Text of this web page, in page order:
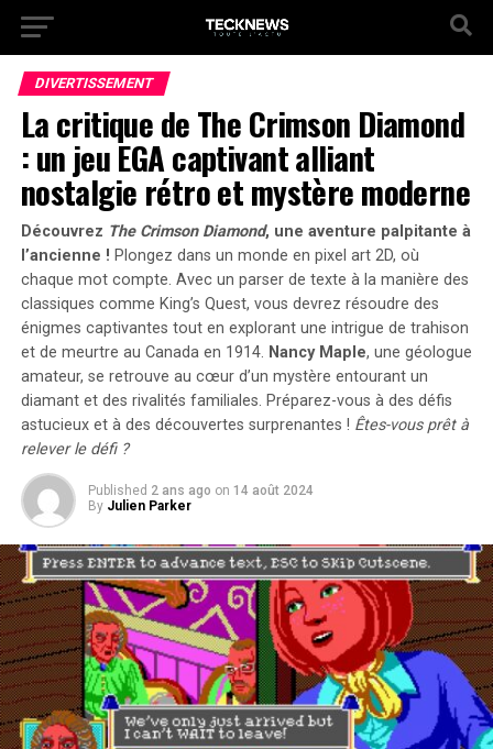
DIVERTISSEMENT
La critique de The Crimson Diamond
: un jeu EGA captivant alliant
nostalgie rétro et mystère moderne
Découvrez The Crimson Diamond, une aventure palpitante à
l’ancienne ! Plongez dans un monde en pixel art 2D, où
chaque mot compte. Avec un parser de texte à la manière des
classiques comme King’s Quest, vous devrez résoudre des
énigmes captivantes tout en explorant une intrigue de trahison
et de meurtre au Canada en 1914. Nancy Maple, une géologue
amateur, se retrouve au cœur d’un mystère entourant un
diamant et des rivalités familiales. Préparez-vous à des défis
astucieux et à des découvertes surprenantes ! Êtes-vous prêt à
relever le défi ?
Published 2 ans ago on 14 août 2024
By Julien Parker